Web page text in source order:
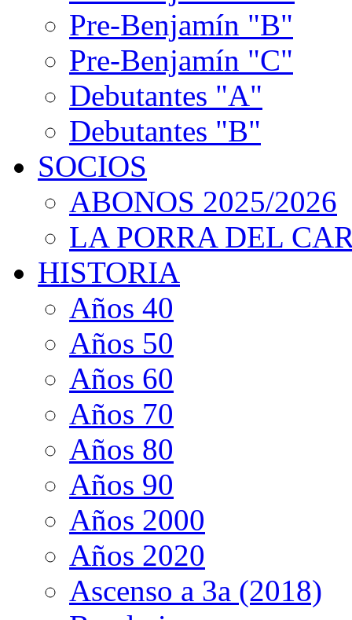
Pre-Benjamín "B"
Pre-Benjamín "C"
Debutantes "A"
Debutantes "B"
SOCIOS
ABONOS 2025/2026
LA PORRA DEL
HISTORIA
Años 40
Años 50
Años 60
Años 70
Años 80
Años 90
Años 2000
Años 2020
Ascenso a 3a (2018)